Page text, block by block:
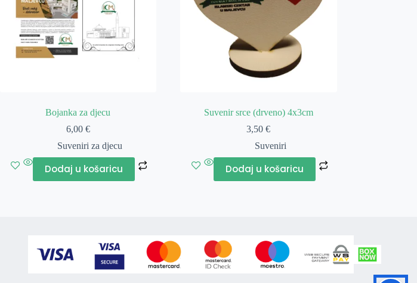
Bojanka za djecu
6,00 €
Suveniri za djecu
Dodaj u košaricu
Suvenir srce (drveno) 4x3cm
3,50€
Suveniri
Dodaj u košaricu